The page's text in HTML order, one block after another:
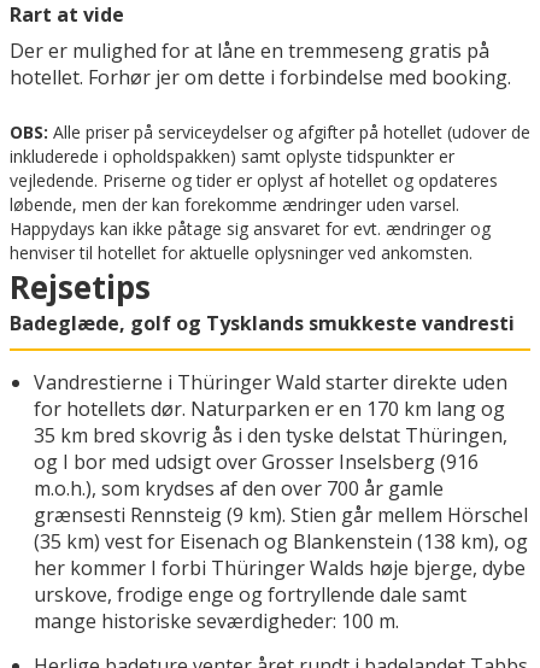
Rart at vide
Der er mulighed for at låne en tremmeseng gratis på
hotellet. Forhør jer om dette i forbindelse med booking.
OBS: Alle priser på serviceydelser og afgifter på hotellet (udover de
inkluderede i opholdspakken) samt oplyste tidspunkter er
vejledende. Priserne og tider er oplyst af hotellet og opdateres
løbende, men der kan forekomme ændringer uden varsel.
Happydays kan ikke påtage sig ansvaret for evt. ændringer og
henviser til hotellet for aktuelle oplysninger ved ankomsten.
Rejsetips
Badeglæde, golf og Tysklands smukkeste vandresti
Vandrestierne i Thüringer Wald starter direkte uden
for hotellets dør. Naturparken er en 170 km lang og
35 km bred skovrig ås i den tyske delstat Thüringen,
og I bor med udsigt over Grosser Inselsberg (916
m.o.h.), som krydses af den over 700 år gamle
grænsesti Rennsteig (9 km). Stien går mellem Hörschel
(35 km) vest for Eisenach og Blankenstein (138 km), og
her kommer I forbi Thüringer Walds høje bjerge, dybe
urskove, frodige enge og fortryllende dale samt
mange historiske seværdigheder: 100 m.